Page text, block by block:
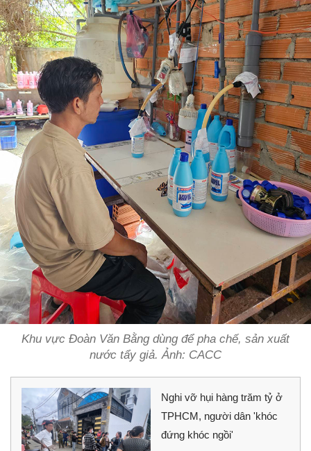
Khu vực Đoàn Văn Bằng dùng để pha chế, sản xuất
nước tẩy giả. Ảnh: CACC
Nghi vỡ hụi hàng trăm tỷ ở
TPHCM, người dân 'khóc
đứng khóc ngồi'